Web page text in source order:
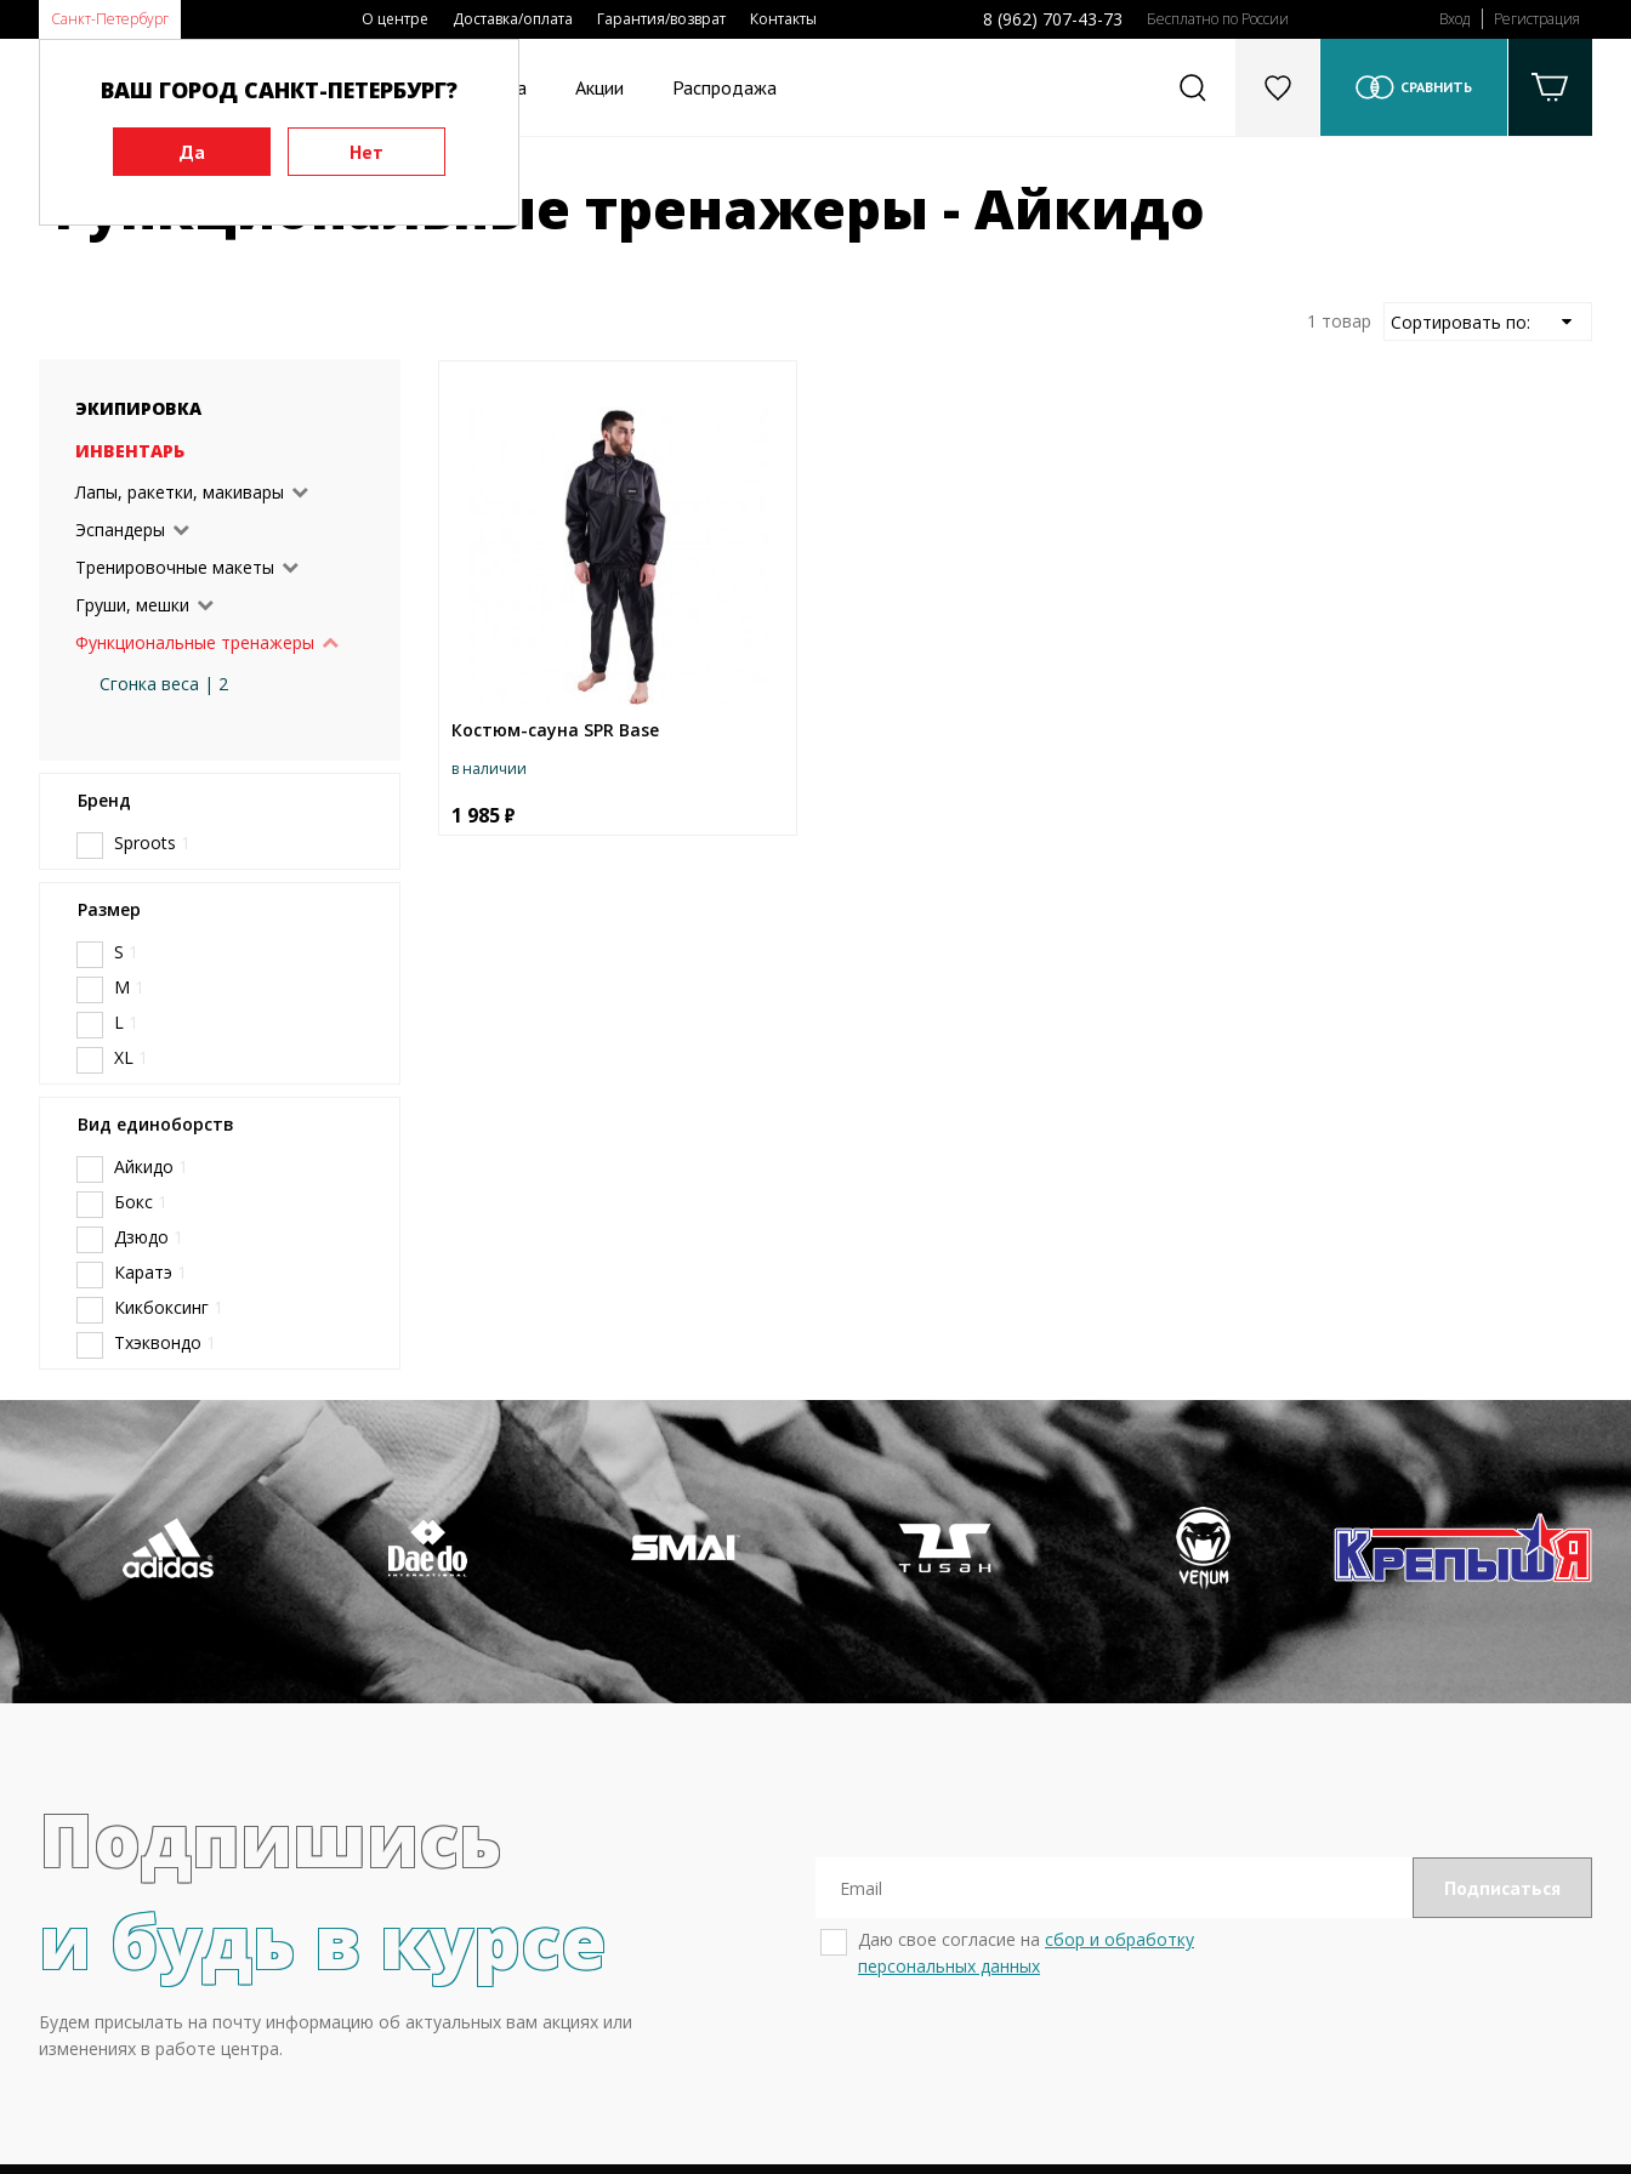
Санкт-Петербург О центре Доставка/оплата Гарантия/возврат Контакты 8 (962) 707-43-73 Бесплатно по России Вход Регистрация
Каталог Виды спорта Акции Распродажа СРАВНИТЬ
ВАШ ГОРОД САНКТ-ПЕТЕРБУРГ?
Функциональные тренажеры
Функциональные тренажеры - Айкидо
1 товар
ЭКИПИРОВКА
ИНВЕНТАРЬ
Лапы, ракетки, макивары
Эспандеры
Тренировочные макеты
Груши, мешки
Функциональные тренажеры
Сгонка веса | 2
Бренд
Sproots 1
Размер
S 1
M 1
L 1
XL 1
Вид единоборств
Айкидо 1
Бокс 1
Дзюдо 1
Каратэ 1
Кикбоксинг 1
Тхэквондо 1
Костюм-сауна SPR Base
в наличии
1 985
Подпишись
и будь в курсе
Будем присылать на почту информацию об актуальных вам акциях или
изменениях в работе центра.
Даю свое согласие на сбор и обработку
персональных данных